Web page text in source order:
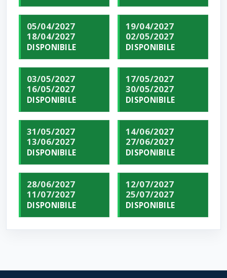
05/04/2027
18/04/2027
DISPONIBILE
19/04/2027
02/05/2027
DISPONIBILE
03/05/2027
16/05/2027
DISPONIBILE
17/05/2027
30/05/2027
DISPONIBILE
31/05/2027
13/06/2027
DISPONIBILE
14/06/2027
27/06/2027
DISPONIBILE
28/06/2027
11/07/2027
DISPONIBILE
12/07/2027
25/07/2027
DISPONIBILE